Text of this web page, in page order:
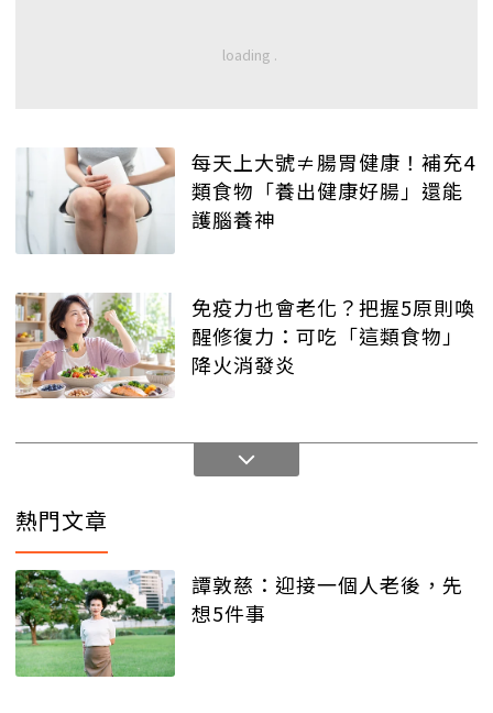
每天上大號≠腸胃健康！補充4
類食物「養出健康好腸」還能
護腦養神
免疫力也會老化？把握5原則喚
醒修復力：可吃「這類食物」
降火消發炎
熱門文章
譚敦慈：迎接一個人老後，先
想5件事